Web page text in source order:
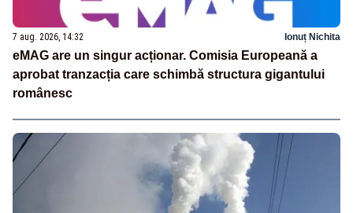
7 aug. 2026, 14:32 Ionuț Nichita
eMAG are un singur acționar. Comisia Europeană a
aprobat tranzacția care schimbă structura gigantului
românesc